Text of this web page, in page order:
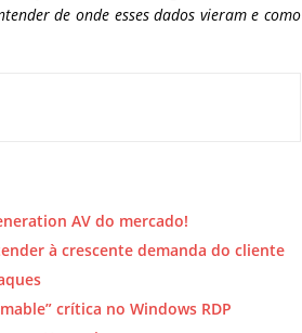
de onde esses dados vieram e como
AV do mercado!
à crescente demanda do cliente
crítica no Windows RDP